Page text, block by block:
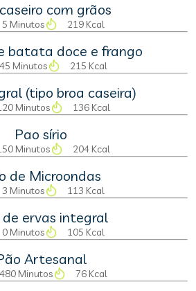
com grãos
5 Minutos 219 Kcal
batata doce e frango
45 Minutos 215 Kcal
(tipo broa caseira)
Minutos 136 Kcal
Pao sírio
Minutos 204 Kcal
de Microondas
3 Minutos 113 Kcal
de ervas integral
0 Minutos 105 Kcal
Artesanal
480 Minutos 76 Kcal